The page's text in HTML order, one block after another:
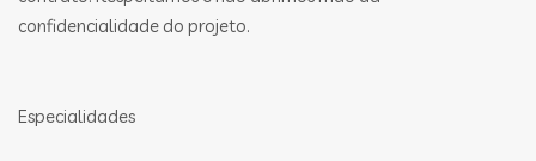
confidencialidade do projeto.
Especialidades